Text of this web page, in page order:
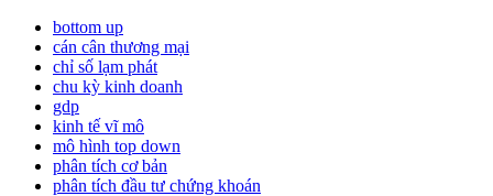
bottom up
cán cân thương mại
chỉ số lạm phát
chu kỳ kinh doanh
gdp
kinh tế vĩ mô
mô hình top down
phân tích cơ bản
phân tích đầu tư chứng khoán